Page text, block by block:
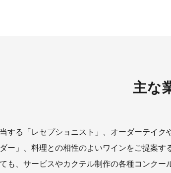
主な
する「レセプショニスト」、オーダーテイ
ー」、料理との相性のよいワインをご提案
も、サービスやカクテル制作の各種コンク